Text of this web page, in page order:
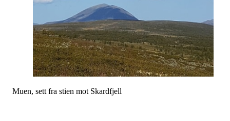
Muen, sett fra stien mot Skardfjell